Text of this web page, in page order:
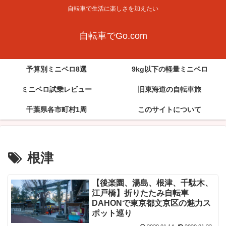
自転車で生活に楽しさを加えたい
自転車でGo.com
予算別ミニベロ8選 9kg以下の軽量ミニベロ
ミニベロ試乗レビュー 旧東海道の自転車旅
千葉県各市町村1周 このサイトについて
根津
【後楽園、湯島、根津、千駄木、
江戸橋】折りたたみ自転車
DAHONで東京都文京区の魅力ス
ポット巡り